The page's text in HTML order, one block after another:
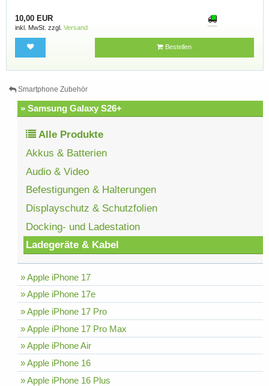
10,00 EUR
inkl. MwSt. zzgl. Versand
Bestellen
Smartphone Zubehör
» Samsung Galaxy S26+
Alle Produkte
Akkus & Batterien
Audio & Video
Befestigungen & Halterungen
Displayschutz & Schutzfolien
Docking- und Ladestation
Ladegeräte & Kabel
» Apple iPhone 17
» Apple iPhone 17e
» Apple iPhone 17 Pro
» Apple iPhone 17 Pro Max
» Apple iPhone Air
» Apple iPhone 16
» Apple iPhone 16 Plus